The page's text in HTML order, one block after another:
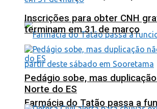
Farmácia do Tatão passa a
Inscrições para obter CNH
terminam em 31 de março
Pedágio sobe, mas
Norte do ES